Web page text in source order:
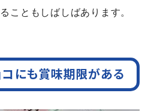
こともしばしばあります。
コにも賞味期限がある